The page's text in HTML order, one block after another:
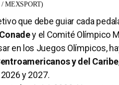
MEXSPORT)
que debe guiar cada
Conadey el Comité Olímpico
en los Juegos Olímpicos,
y del Caribe
y 2027.